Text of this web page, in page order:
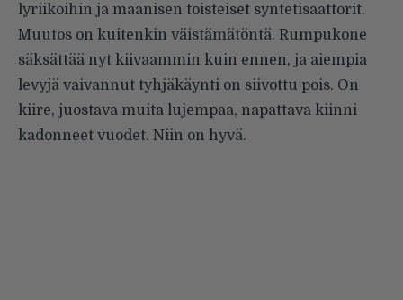
lyriikoihin ja maanisen toisteiset syntetisaattorit.
Muutos on kuitenkin väistämätöntä. Rumpukone
säksättää nyt kiivaammin kuin ennen, ja aiempia
levyjä vaivannut tyhjäkäynti on siivottu pois. On
kiire, juostava muita lujempaa, napattava kiinni
kadonneet vuodet. Niin on hyvä.